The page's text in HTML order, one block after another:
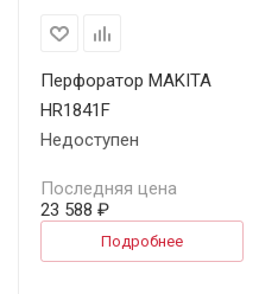
Перфоратор MAKITA
HR1841F
Недоступен
Последняя цена
23 588 ₽
Подробнее